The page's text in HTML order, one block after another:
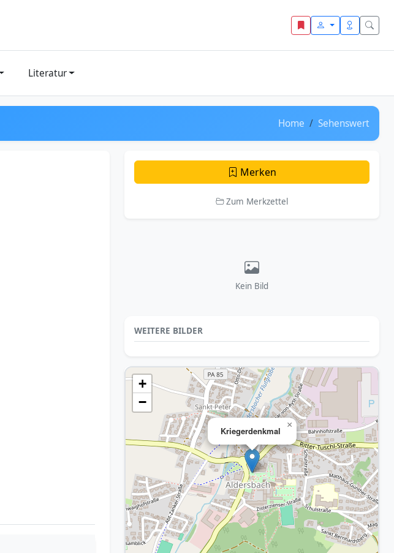
Literatur
Home Sehenswert
Merken
Zum Merkzettel
Kein Bild
WEITERE BILDER
Kriegerdenkmal
×
+
−